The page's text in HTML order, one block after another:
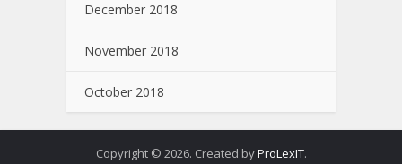
December 2018
November 2018
October 2018
Copyright © 2026. Created byProLexIT.